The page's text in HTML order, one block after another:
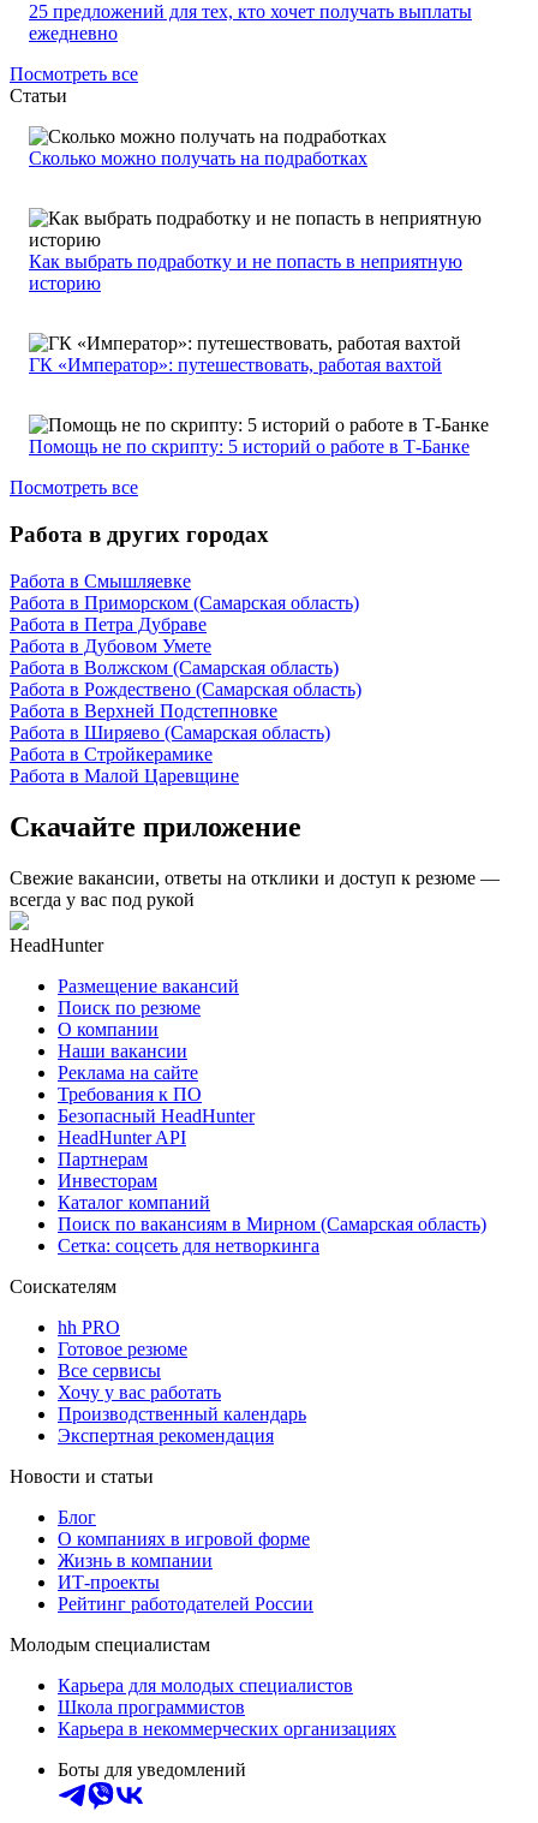
25 предложений для тех, кто хочет получать выплаты
ежедневно
Посмотреть все
Статьи
Сколько можно получать на подработках
Как выбрать подработку и не попасть в неприятную
историю
ГК «Император»: путешествовать, работая вахтой
Помощь не по скрипту: 5 историй о работе в Т-Банке
Посмотреть все
Работа в других городах
Работа в Смышляевке
Работа в Приморском (Самарская область)
Работа в Петра Дубраве
Работа в Дубовом Умете
Работа в Волжском (Самарская область)
Работа в Рождествено (Самарская область)
Работа в Верхней Подстепновке
Работа в Ширяево (Самарская область)
Работа в Стройкерамике
Работа в Малой Царевщине
Скачайте приложение
Свежие вакансии, ответы на отклики и доступ к резюме —
всегда у вас под рукой
HeadHunter
Размещение вакансий
Поиск по резюме
О компании
Наши вакансии
Реклама на сайте
Требования к ПО
Безопасный HeadHunter
HeadHunter API
Партнерам
Инвесторам
Каталог компаний
Поиск по вакансиям в Мирном (Самарская область)
Сетка: соцсеть для нетворкинга
Соискателям
hh PRO
Готовое резюме
Все сервисы
Хочу у вас работать
Производственный календарь
Экспертная рекомендация
Новости и статьи
Блог
О компаниях в игровой форме
Жизнь в компании
ИТ-проекты
Рейтинг работодателей России
Молодым специалистам
Карьера для молодых специалистов
Школа программистов
Карьера в некоммерческих организациях
Боты для уведомлений